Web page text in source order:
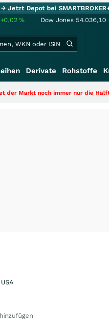
→ Jetzt Depot bei
+0,02% Dow Jones 54.036,10
Derivate Rohstoffe
noch immer nur die Hälfte der
USA